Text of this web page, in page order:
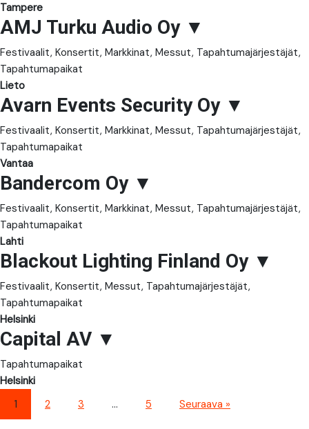
Tampere
AMJ Turku Audio Oy ▼
Festivaalit, Konsertit, Markkinat, Messut, Tapahtumajärjestäjät,
Tapahtumapaikat
Lieto
Avarn Events Security Oy ▼
Festivaalit, Konsertit, Markkinat, Messut, Tapahtumajärjestäjät,
Tapahtumapaikat
Vantaa
Bandercom Oy ▼
Festivaalit, Konsertit, Markkinat, Messut, Tapahtumajärjestäjät,
Tapahtumapaikat
Lahti
Blackout Lighting Finland Oy ▼
Festivaalit, Konsertit, Messut, Tapahtumajärjestäjät,
Tapahtumapaikat
Helsinki
Capital AV ▼
Tapahtumapaikat
Helsinki
1
2 3 … 5 Seuraava »